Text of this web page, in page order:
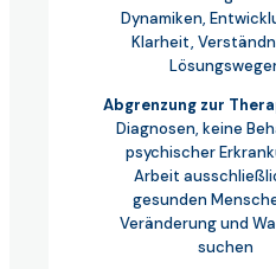
Dynamiken,
Klarheit,
Abgrenzung zur
Diagnosen, keine
psychischer
Arbeit
gesunden
Veränderung und
suchen